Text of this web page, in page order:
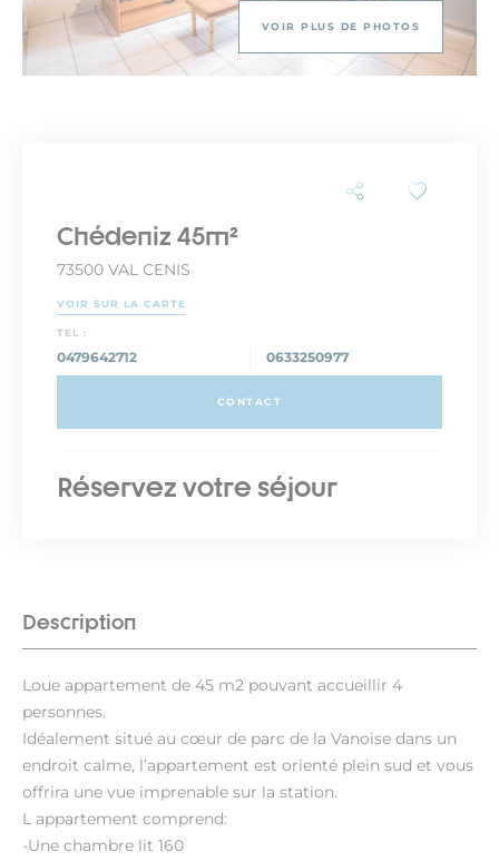
VOIR PLUS DE PHOTOS
Description
Loue appartement de 45 m2 pouvant accueillir 4
personnes.
Idéalement situé au cœur de parc de la Vanoise dans un
endroit calme, l’appartement est orienté plein sud et vous
offrira une vue imprenable sur la station.
L appartement comprend:
-Une chambre lit 160
Chédeniz 45m²
73500 VAL CENIS
VOIR SUR LA CARTE
TEL :
0479642712 0633250977
CONTACT
Réservez votre séjour